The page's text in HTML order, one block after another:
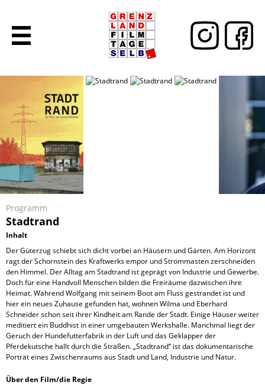
Programm
Stadtrand
Inhalt
Der Güterzug schiebt sich dicht vorbei an Häusern und Gärten. Am Horizont
ragt der Schornstein des Kraftwerks empor und Strommasten zerschneiden
den Himmel. Der Alltag am Stadtrand ist geprägt von Industrie und Gewerbe.
Doch für eine Handvoll Menschen bilden die Freiräume dazwischen ihre
Heimat. Während Wolfgang mit seinem Boot am Fluss gestrandet ist und
hier ein neues Zuhause gefunden hat, wohnen Wilma und Eberhard
Schneider schon seit ihrer Kindheit am Rande der Stadt. Einige Häuser weiter
meditiert ein Buddhist in einer umgebauten Werkshalle. Manchmal liegt der
Geruch der Hundefutterfabrik in der Luft und das Geklapper der
Pferdekutsche hallt durch die Straßen. „Stadtrand“ ist das dokumentarische
Porträt eines Zwischenraums aus Stadt und Land, Industrie und Natur.
Über den Film/die Regie